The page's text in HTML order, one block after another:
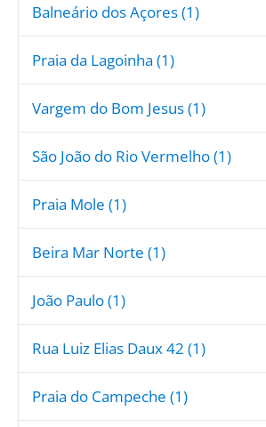
Balneário dos Açores (1)
Praia da Lagoinha (1)
Vargem do Bom Jesus (1)
São João do Rio Vermelho (1)
Praia Mole (1)
Beira Mar Norte (1)
João Paulo (1)
Rua Luiz Elias Daux 42 (1)
Praia do Campeche (1)